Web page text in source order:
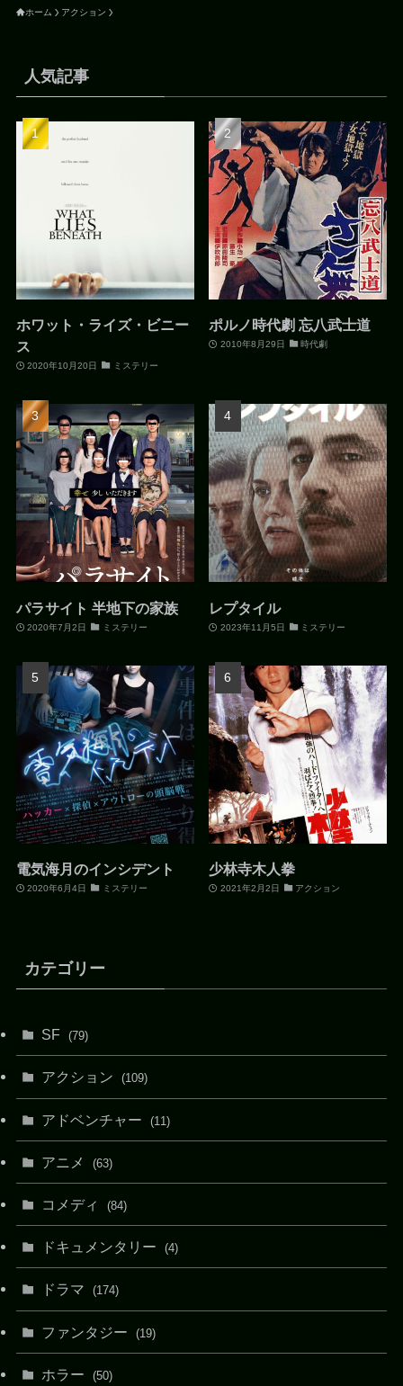
ホーム アクション
人気記事
ホワット・ライズ・ビニー
ス
2020年10月20日 ミステリー
ポルノ時代劇 忘八武士道
2010年8月29日 時代劇
パラサイト 半地下の家族
2020年7月2日 ミステリー
レプタイル
2023年11月5日 ミステリー
電気海月のインシデント
2020年6月4日 ミステリー
少林寺木人拳
2021年2月2日 アクション
カテゴリー
SF (79)
アクション (109)
アドベンチャー (11)
アニメ (63)
コメディ (84)
ドキュメンタリー (4)
ドラマ (174)
ファンタジー (19)
ホラー (50)